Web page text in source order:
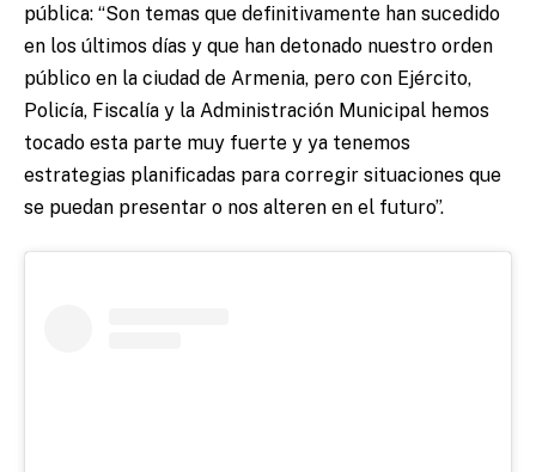
pública: “Son temas que definitivamente han sucedido
en los últimos días y que han detonado nuestro orden
público en la ciudad de Armenia, pero con Ejército,
Policía, Fiscalía y la Administración Municipal hemos
tocado esta parte muy fuerte y ya tenemos
estrategias planificadas para corregir situaciones que
se puedan presentar o nos alteren en el futuro”.